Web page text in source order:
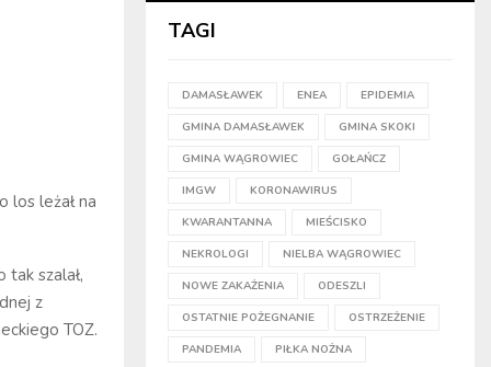
los leżał na
szalał,
z
TOZ.
TAGI
DAMASŁAWEK ENEA EPIDEMIA
GMINA DAMASŁAWEK GMINA SKOKI
GMINA WĄGROWIEC GOŁAŃCZ
IMGW KORONAWIRUS
KWARANTANNA MIEŚCISKO
NEKROLOGI NIELBA WĄGROWIEC
NOWE ZAKAŻENIA ODESZLI
OSTATNIE POŻEGNANIE OSTRZEŻENIE
PANDEMIA PIŁKA NOŻNA